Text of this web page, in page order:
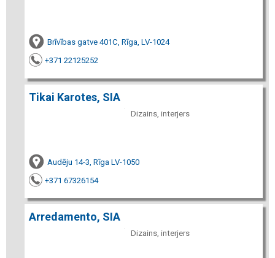
Brīvības gatve 401C, Rīga, LV-1024
+371 22125252
Tikai Karotes, SIA
Dizains, interjers
Audēju 14-3, Rīga LV-1050
+371 67326154
Arredamento, SIA
Dizains, interjers